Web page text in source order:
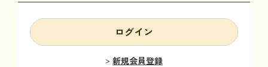
ログイン
新規会員登録